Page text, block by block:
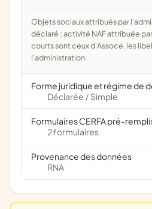
Objets sociaux attribués par l'administration d'après l'objet
déclaré ; activité NAF attribuée
courts sont ceux d'Assoce, les
l'administration.
Forme juridique et régime de
Déclarée / Simple
Formulaires CERFA pré-
2 formulaires
Provenance des données
RNA